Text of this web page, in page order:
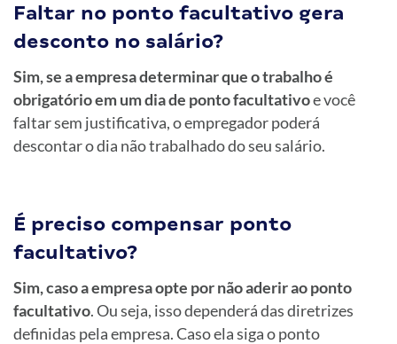
Faltar no ponto facultativo gera
desconto no salário?
Sim, se a empresa determinar que o trabalho é
obrigatório em um dia de ponto facultativoe você
faltar sem justificativa, o empregador poderá
descontar o dia não trabalhado do seu salário.
É preciso compensar ponto
facultativo?
Sim, caso a empresa opte por não aderir ao ponto
facultativo. Ou seja, isso dependerá das diretrizes
definidas pela empresa. Caso ela siga o ponto